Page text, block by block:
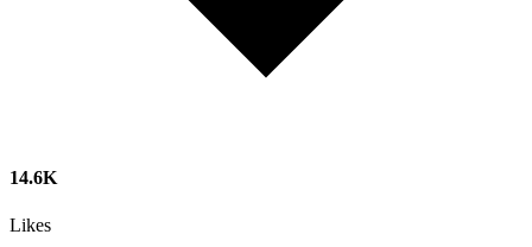
14.6K
Likes